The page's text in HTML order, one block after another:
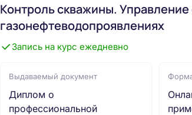
Контроль скважины.
газонефтеводопроявлениях
Запись на курс ежедневно
Выдаваемый документ
Диплом о
профессиональной